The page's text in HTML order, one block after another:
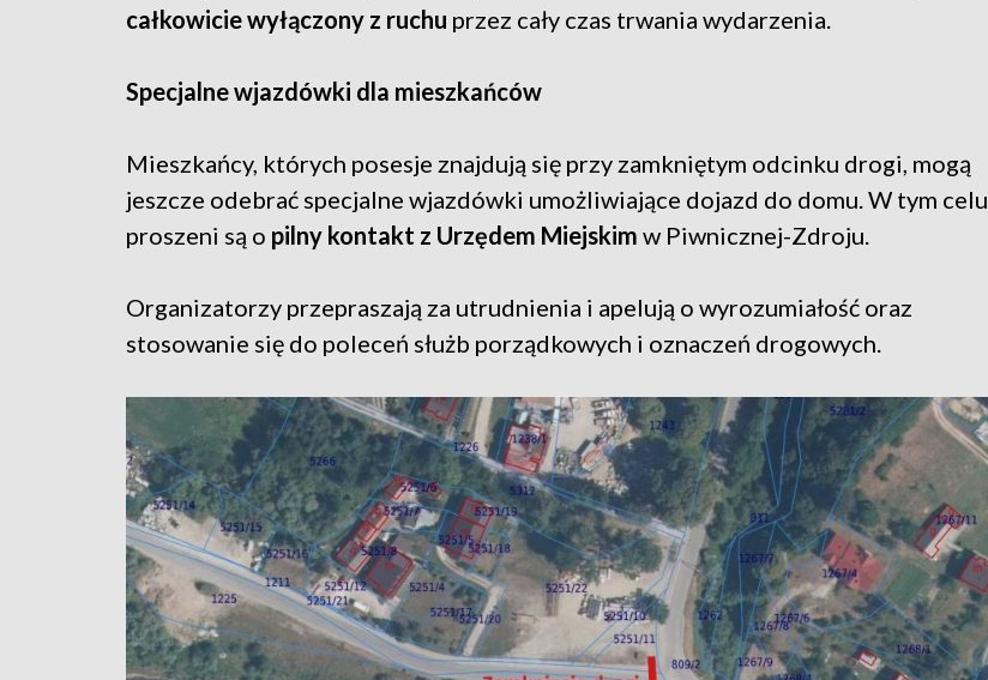
całkowicie wyłączony z ruchu przez cały czas trwania wydarzenia.
Specjalne wjazdówki dla mieszkańców
Mieszkańcy, których posesje znajdują się przy zamkniętym odcinku drogi, mogą
jeszcze odebrać specjalne wjazdówki umożliwiające dojazd do domu. W tym celu
proszeni są o pilny kontakt z Urzędem Miejskim w Piwnicznej-Zdroju.
Organizatorzy przepraszają za utrudnienia i apelują o wyrozumiałość oraz
stosowanie się do poleceń służb porządkowych i oznaczeń drogowych.